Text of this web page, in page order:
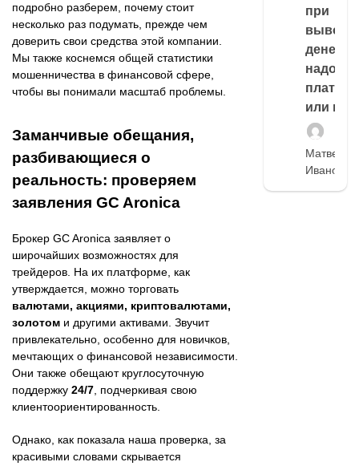
подробно разберем, почему стоит
несколько раз подумать, прежде чем
доверить свои средства этой компании.
Мы также коснемся общей статистики
мошенничества в финансовой сфере,
чтобы вы понимали масштаб проблемы.
Заманчивые обещания,
разбивающиеся о
реальность: проверяем
заявления GC Aronica
Брокер GC Aronica заявляет о
широчайших возможностях для
трейдеров. На их платформе, как
утверждается, можно торговать
валютами, акциями, криптовалютами,
золотом и другими активами. Звучит
привлекательно, особенно для новичков,
мечтающих о финансовой независимости.
Они также обещают круглосуточную
поддержку 24/7 , подчеркивая свою
клиентоориентированность.
Однако, как показала наша проверка, за
красивыми словами скрывается
при
выводе
денег,
надо
платить
или
Матвей
Иванов